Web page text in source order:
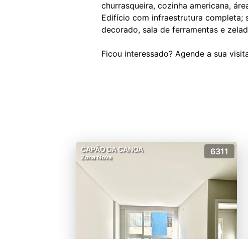
churrasqueira, cozinha americana,
Edifício com infraestrutura completa;
decorado, sala de ferramentas e
CAPÃO DA CANOA
Zona Nova
6311